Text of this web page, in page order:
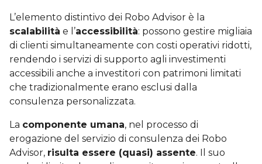
L’elemento distintivo dei Robo Advisor è la
scalabilità e l’accessibilità: possono gestire migliaia
di clienti simultaneamente con costi operativi ridotti,
rendendo i servizi di supporto agli investimenti
accessibili anche a investitori con patrimoni limitati
che tradizionalmente erano esclusi dalla
consulenza personalizzata.
La componente umana, nel processo di
erogazione del servizio di consulenza dei Robo
Advisor, risulta essere (quasi) assente. Il suo